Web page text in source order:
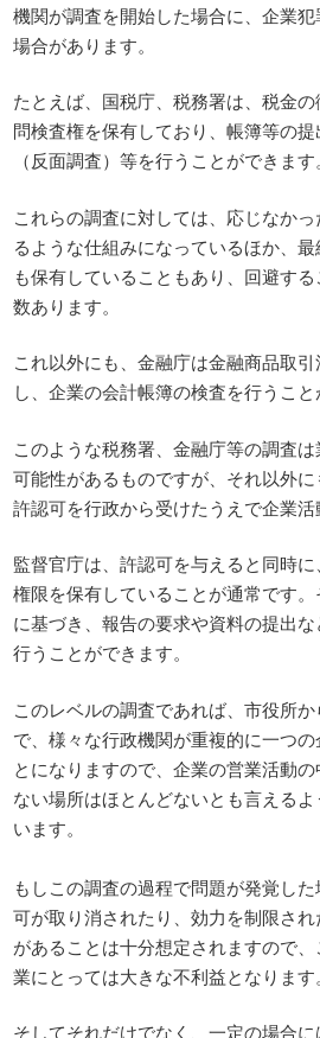
機関が調査を開始した場合に、企業
場合があります。
たとえば、国税庁、税務署は、税金
問検査権を保有しており、帳簿等の
（反面調査）等を行うことができます。
これらの調査に対しては、応じなか
るような仕組みになっているほか、
も保有していることもあり、回避す
数あります。
これ以外にも、金融庁は金融商品取
し、企業の会計帳簿の検査を行うこと
このような税務署、金融庁等の調査
可能性があるものですが、それ以外
許認可を行政から受けたうえで企業活
監督官庁は、許認可を与えると同時
権限を保有していることが通常です
に基づき、報告の要求や資料の提出
行うことができます。
このレベルの調査であれば、市役所
で、様々な行政機関が重複的に一つ
とになりますので、企業の営業活動
ない場所はほとんどないとも言える
います。
もしこの調査の過程で問題が発覚し
可が取り消されたり、効力を制限さ
があることは十分想定されますので
業にとっては大きな不利益となります。
そしてそれだけでなく、一定の場合